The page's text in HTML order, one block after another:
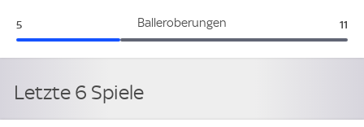
Balleroberungen
Lille:
5 11
Letzte 6 Spiele